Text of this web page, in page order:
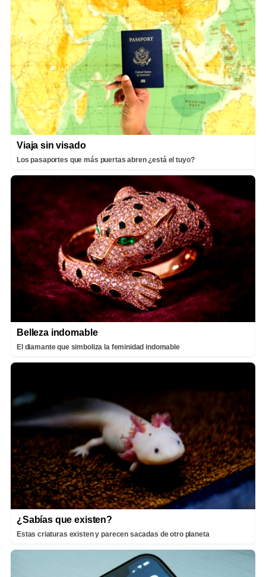
Viaja sin visado
Los pasaportes que más puertas abren ¿está el tuyo?
Belleza indomable
El diamante que simboliza la feminidad indomable
¿Sabías que existen?
Estas criaturas existen y parecen sacadas de otro planeta